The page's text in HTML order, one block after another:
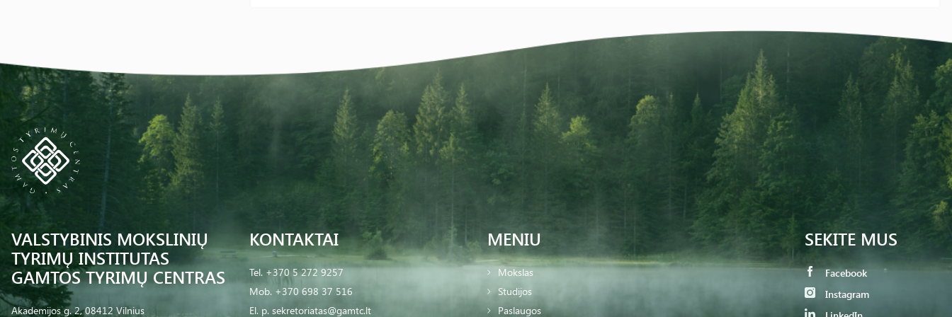
VALSTYBINIS MOKSLINIŲ
TYRIMŲ INSTITUTAS
GAMTOS TYRIMŲ CENTRAS
Akademijos g. 2, 08412 Vilnius
KONTAKTAI
Tel. +370 5 272 9257
Mob. +370 698 37 516
El. p. sekretoriatas@gamtc.lt
MENIU
Mokslas
Studijos
Paslaugos
SEKITE MUS
Facebook
Instagram